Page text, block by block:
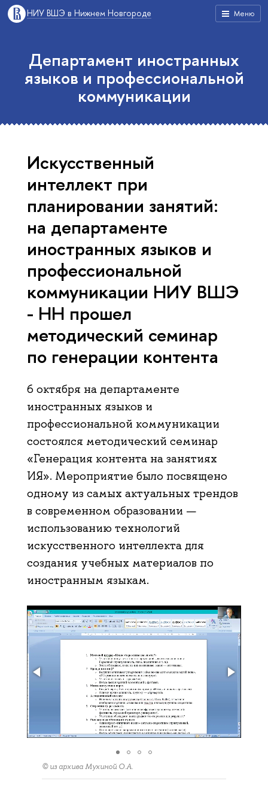
Меню
НИУ ВШЭ в Нижнем Новгороде
Департамент иностранных
языков и профессиональной
коммуникации
Искусственный
интеллект при
планировании занятий:
на департаменте
иностранных языков и
профессиональной
коммуникации НИУ ВШЭ
- НН прошел
методический семинар
по генерации контента
6 октября на департаменте
иностранных языков и
профессиональной коммуникации
состоялся методический семинар
«Генерация контента на занятиях
ИЯ». Мероприятие было посвящено
одному из самых актуальных трендов
в современном образовании —
использованию технологий
искусственного интеллекта для
создания учебных материалов по
иностранным языкам.
© из архива Мухиной О.А.